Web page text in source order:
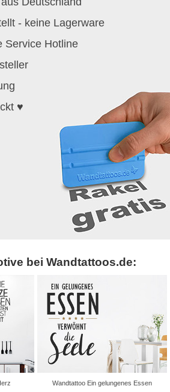
- keine Lagerware
Service Hotline
♥
bei Wandtattoos.de:
Wandtattoo Ein gelungenes Essen